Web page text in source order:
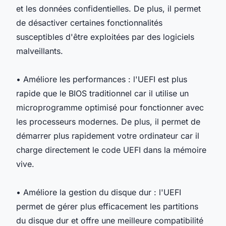
et les données confidentielles. De plus, il permet
de désactiver certaines fonctionnalités
susceptibles d'être exploitées par des logiciels
malveillants.
• Améliore les performances : l'UEFI est plus
rapide que le BIOS traditionnel car il utilise un
microprogramme optimisé pour fonctionner avec
les processeurs modernes. De plus, il permet de
démarrer plus rapidement votre ordinateur car il
charge directement le code UEFI dans la mémoire
vive.
• Améliore la gestion du disque dur : l'UEFI
permet de gérer plus efficacement les partitions
du disque dur et offre une meilleure compatibilité